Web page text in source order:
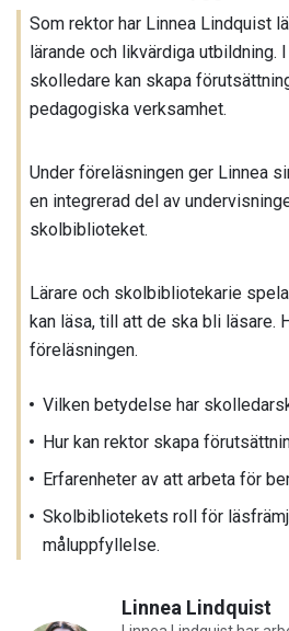
Som rektor har Linnea Lindquist
lärande och likvärdiga utbildning.
skolledare kan skapa
pedagogiska verksamhet.
Under föreläsningen ger Linnea
en integrerad del av
skolbiblioteket.
Lärare och skolbibliotekarie
kan läsa, till att de ska bli läsare.
föreläsningen.
Vilken betydelse har
Hur kan rektor skapa
Erfarenheter av att arbeta för
Skolbibliotekets roll för
måluppfyllelse.
Linnea Lindquist